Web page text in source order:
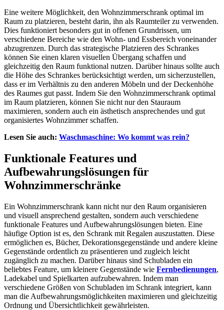
Eine weitere Möglichkeit, den Wohnzimmerschrank optimal im
Raum zu platzieren, besteht darin, ihn als Raumteiler zu verwenden.
Dies funktioniert besonders gut in offenen Grundrissen, um
verschiedene Bereiche wie den Wohn- und Essbereich voneinander
abzugrenzen. Durch das strategische Platzieren des Schrankes
können Sie einen klaren visuellen Übergang schaffen und
gleichzeitig den Raum funktional nutzen. Darüber hinaus sollte auch
die Höhe des Schrankes berücksichtigt werden, um sicherzustellen,
dass er im Verhältnis zu den anderen Möbeln und der Deckenhöhe
des Raumes gut passt. Indem Sie den Wohnzimmerschrank optimal
im Raum platzieren, können Sie nicht nur den Stauraum
maximieren, sondern auch ein ästhetisch ansprechendes und gut
organisiertes Wohnzimmer schaffen.
Lesen Sie auch: Waschmaschine: Wo kommt was rein?
Funktionale Features und
Aufbewahrungslösungen für
Wohnzimmerschränke
Ein Wohnzimmerschrank kann nicht nur den Raum organisieren
und visuell ansprechend gestalten, sondern auch verschiedene
funktionale Features und Aufbewahrungslösungen bieten. Eine
häufige Option ist es, den Schrank mit Regalen auszustatten. Diese
ermöglichen es, Bücher, Dekorationsgegenstände und andere kleine
Gegenstände ordentlich zu präsentieren und zugleich leicht
zugänglich zu machen. Darüber hinaus sind Schubladen ein
beliebtes Feature, um kleinere Gegenstände wie Fernbedienungen,
Ladekabel und Spielkarten aufzubewahren. Indem man
verschiedene Größen von Schubladen im Schrank integriert, kann
man die Aufbewahrungsmöglichkeiten maximieren und gleichzeitig
Ordnung und Übersichtlichkeit gewährleisten.